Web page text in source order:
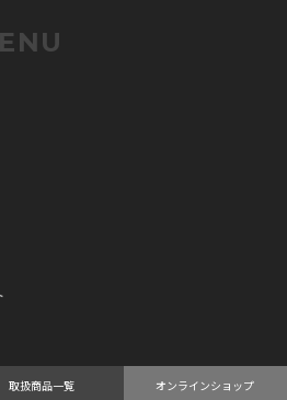
取扱商品一覧 オンラインショップ